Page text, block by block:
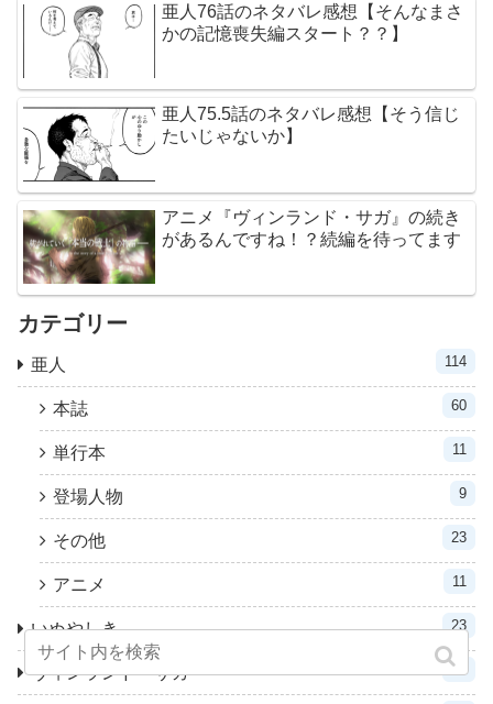
亜人76話のネタバレ感想【そんなまさ
かの記憶喪失編スタート？？】
亜人75.5話のネタバレ感想【そう信じ
たいじゃないか】
アニメ『ヴィンランド・サガ』の続き
があるんですね！？続編を待ってます
カテゴリー
亜人 114
本誌 60
単行本 11
登場人物 9
その他 23
アニメ 11
いぬやしき 23
ヴィンランド・サガ 31